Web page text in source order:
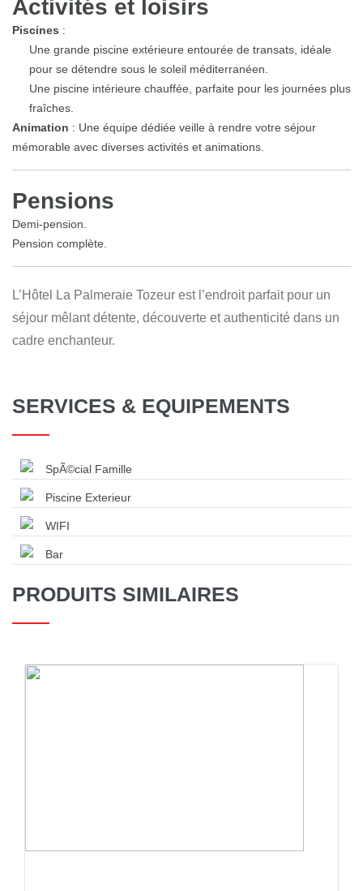
Activités et loisirs
Piscines :
Une grande piscine extérieure entourée de transats, idéale
pour se détendre sous le soleil méditerranéen.
Une piscine intérieure chauffée, parfaite pour les journées plus
fraîches.
Animation : Une équipe dédiée veille à rendre votre séjour
mémorable avec diverses activités et animations.
Pensions
Demi-pension.
Pension complète.
L’Hôtel La Palmeraie Tozeur est l’endroit parfait pour un
séjour mêlant détente, découverte et authenticité dans un
cadre enchanteur.
SERVICES & EQUIPEMENTS
SpÃ©cial Famille
Piscine Exterieur
WIFI
Bar
PRODUITS SIMILAIRES